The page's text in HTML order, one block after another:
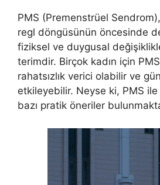
PMS (Premenstrüel
regl döngüsünün öncesinde
fiziksel ve duygusal
terimdir. Birçok kadın için
rahatsızlık verici olabilir ve
etkileyebilir. Neyse ki, PMS ile
bazı pratik öneriler